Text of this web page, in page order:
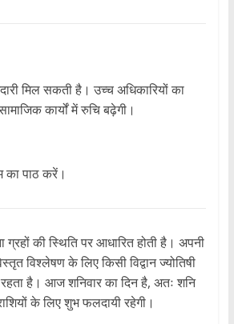
मिल सकती है। उच्च अधिकारियों का
कार्यों में रुचि बढ़ेगी।
का पाठ करें।
ग्रहों की स्थिति पर आधारित होती है। अपनी
विश्लेषण के लिए किसी विद्वान ज्योतिषी
है। आज शनिवार का दिन है, अतः शनि
के लिए शुभ फलदायी रहेगी।